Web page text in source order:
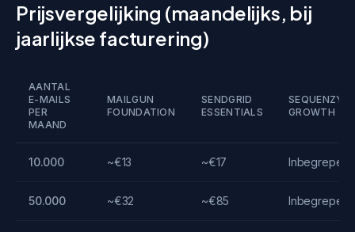
Prijsvergelijking (maandelijks, bij
jaarlijkse facturering)
AANTAL
E-MAILS
PER
MAAND
MAILGUN
FOUNDATION
SENDGRID
ESSENTIALS
SEQUENZY
GROWTH
10.000 ~€13 ~€17 Inbegrepen
50.000 ~€32 ~€85 Inbegrepen